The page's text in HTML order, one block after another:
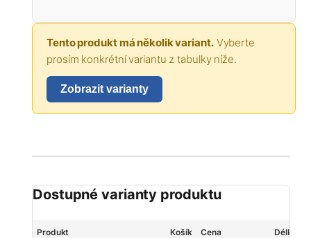
Tento produkt má několik variant.Vyberte
prosím konkrétní variantu z tabulky níže.
Zobrazit varianty
Dostupné varianty produktu
Produkt Košík Cena Délka